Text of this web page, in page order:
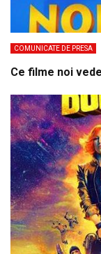
COMUNICATE DE PRESA
Ce filme noi